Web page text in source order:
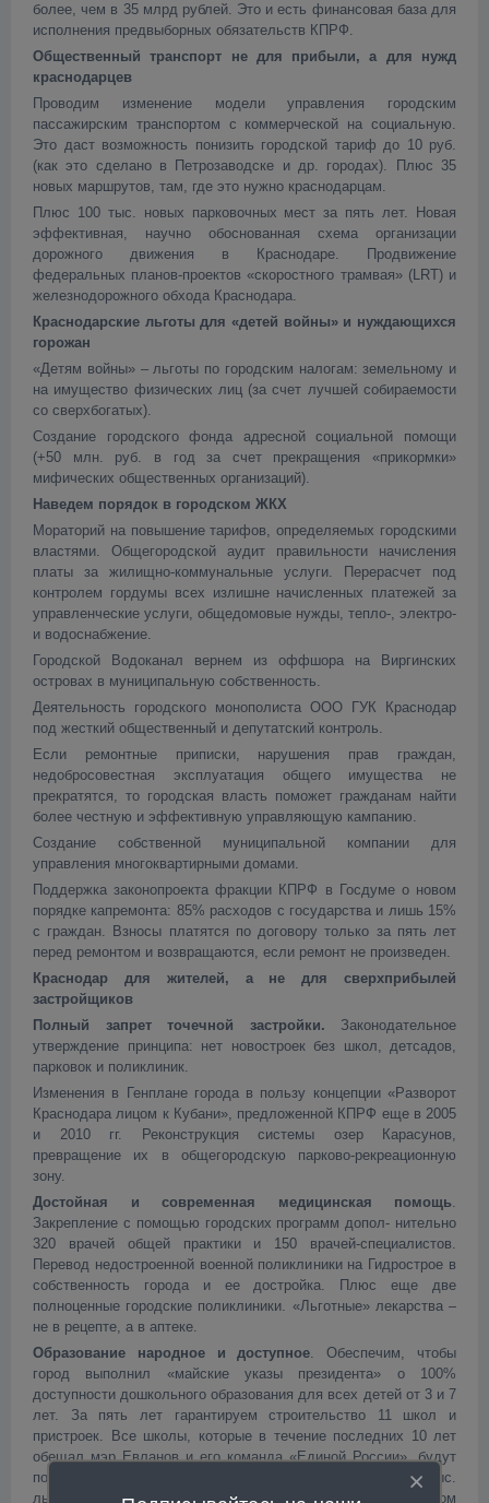
более, чем в 35 млрд рублей. Это и есть финансовая база для
исполнения предвыборных обязательств КПРФ.
Общественный транспорт не для прибыли, а для нужд
краснодарцев
Проводим изменение модели управления городским
пассажирским транспортом с коммерческой на социальную.
Это даст возможность понизить городской тариф до 10 руб.
(как это сделано в Петрозаводске и др. городах). Плюс 35
новых маршрутов, там, где это нужно краснодарцам.
Плюс 100 тыс. новых парковочных мест за пять лет. Новая
эффективная, научно обоснованная схема организации
дорожного движения в Краснодаре. Продвижение
федеральных планов-проектов «скоростного трамвая» (LRT) и
железнодорожного обхода Краснодара.
Краснодарские льготы для «детей войны» и нуждающихся
горожан
«Детям войны» – льготы по городским налогам: земельному и
на имущество физических лиц (за счет лучшей собираемости
со сверхбогатых).
Создание городского фонда адресной социальной помощи
(+50 млн. руб. в год за счет прекращения «прикормки»
мифических общественных организаций).
Наведем порядок в городском ЖКХ
Мораторий на повышение тарифов, определяемых городскими
властями. Общегородской аудит правильности начисления
платы за жилищно-коммунальные услуги. Перерасчет под
контролем гордумы всех излишне начисленных платежей за
управленческие услуги, общедомовые нужды, тепло-, электро-
и водоснабжение.
Городской Водоканал вернем из оффшора на Виргинских
островах в муниципальную собственность.
Деятельность городского монополиста ООО ГУК Краснодар
под жесткий общественный и депутатский контроль.
Если ремонтные приписки, нарушения прав граждан,
недобросовестная эксплуатация общего имущества не
прекратятся, то городская власть поможет гражданам найти
более честную и эффективную управляющую кампанию.
Создание собственной муниципальной компании для
управления многоквартирными домами.
Поддержка законопроекта фракции КПРФ в Госдуме о новом
порядке капремонта: 85% расходов с государства и лишь 15%
с граждан. Взносы платятся по договору только за пять лет
перед ремонтом и возвращаются, если ремонт не произведен.
Краснодар для жителей, а не для сверхприбылей
застройщиков
Полный запрет точечной застройки. Законодательное
утверждение принципа: нет новостроек без школ, детсадов,
парковок и поликлиник.
Изменения в Генплане города в пользу концепции «Разворот
Краснодара лицом к Кубани», предложенной КПРФ еще в 2005
и 2010 гг. Реконструкция системы озер Карасунов,
превращение их в общегородскую парково-рекреационную
зону.
Достойная и современная медицинская помощь.
Закрепление с помощью городских программ допол- нительно
320 врачей общей практики и 150 врачей-специалистов.
Перевод недостроенной военной поликлиники на Гидрострое в
собственность города и ее достройка. Плюс еще две
полноценные городские поликлиники. «Льготные» лекарства –
не в рецепте, а в аптеке.
Образование народное и доступное. Обеспечим, чтобы
город выполнил «майские указы президента» о 100%
доступности дошкольного образования для всех детей от 3 и 7
лет. За пять лет гарантируем строительство 11 школ и
пристроек. Все школы, которые в течение последних 10 лет
обещал мэр Евланов и его команда «Единой России», будут
построены. Дети получат дополнительно более 5 тыс.
льготных путёвок в детские оздоровительные лагеря, в том